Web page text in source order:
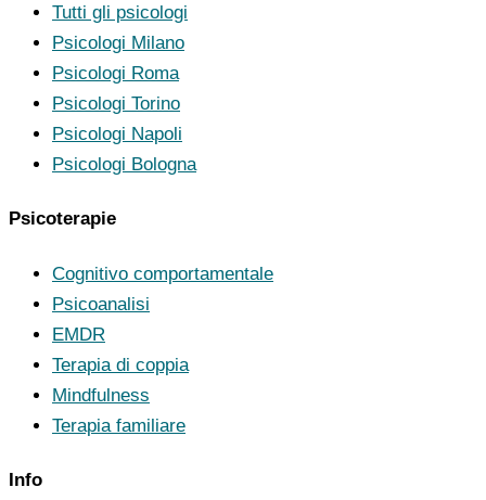
Tutti gli psicologi
Psicologi Milano
Psicologi Roma
Psicologi Torino
Psicologi Napoli
Psicologi Bologna
Psicoterapie
Cognitivo comportamentale
Psicoanalisi
EMDR
Terapia di coppia
Mindfulness
Terapia familiare
Info